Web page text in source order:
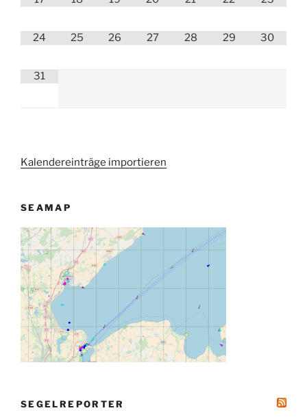
24 25 26 27 28 29 30
31
Kalendereinträge importieren
SEAMAP
SEGELREPORTER